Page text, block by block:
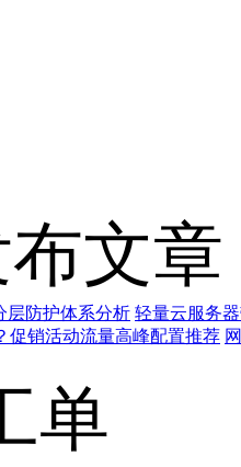
文章
层防护体系分析 轻量云服务
促销活动流量高峰配置推荐
单